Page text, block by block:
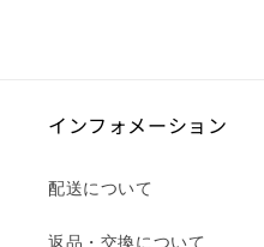
インフォメーション
配送について
返品・交換について